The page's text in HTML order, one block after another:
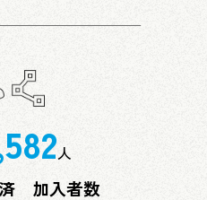
人
加入者数